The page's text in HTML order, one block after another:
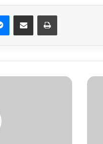
Messenger
Partager par email Imprimer